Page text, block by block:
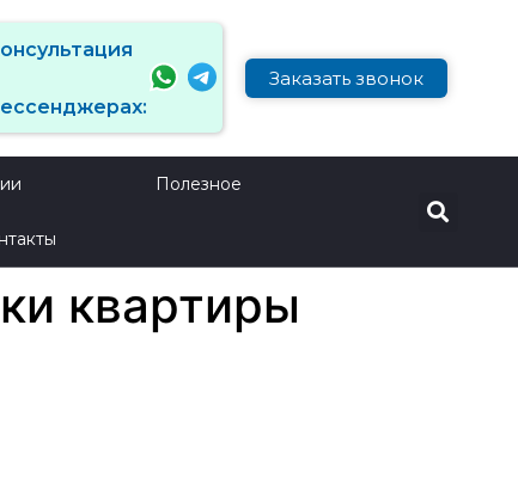
Заказать звонок
Полезное
квартиры